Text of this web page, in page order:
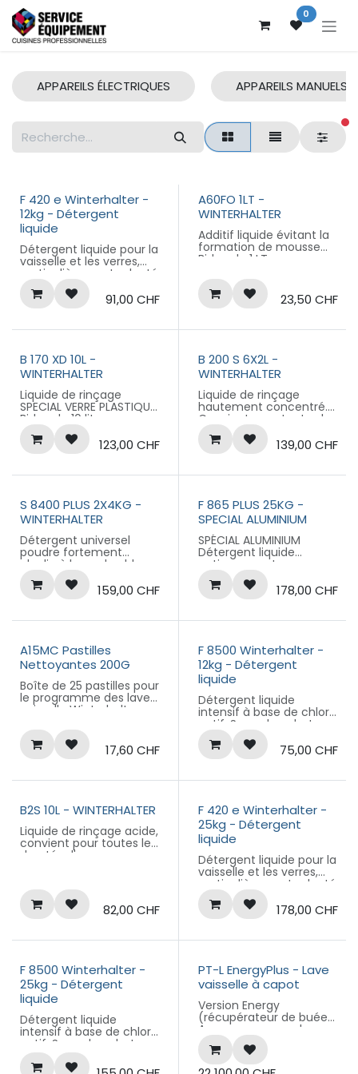
Se rendre au contenu 0
APPAREILS ÉLECTRIQUES APPAREILS MANUELS
F 420 e Winterhalter -
12kg - Détergent
liquide
Détergent liquide pour la
vaisselle et les verres,
particulièrement adapté
à une eau dure.
Pour lave-vaisselle
professionnel
91,00 CHF
A60FO 1LT -
WINTERHALTER
Additif liquide évitant la
formation de mousse
Bidon de 1 LT ,
23,50 CHF
B 170 XD 10L -
WINTERHALTER
Liquide de rinçage
SPECIAL VERRE PLASTIQUE,
Bidon de 10 litres
123,00 CHF
B 200 S 6X2L -
WINTERHALTER
Liquide de rinçage
hautement concentré.
Convient pour toutes les
duretés d'eau.
Adaptables au système
SOLIDOS.
de 2 litres.
139,00 CHF
S 8400 PLUS 2X4KG -
WINTERHALTER
Détergent universel
poudre fortement
alcalin à base de chlore
actif
Carton de 2 cartouches
de 4kg
159,00 CHF
F 865 PLUS 25KG -
SPECIAL ALUMINIUM
SPÉCIAL ALUMINIUM
Détergent liquide
antimoussant
compatible avec
l'aluminium, pour lave-
ustensiles.
178,00 CHF
A15MC Pastilles
Nettoyantes 200G
Boîte de 25 pastilles pour
le programme des lave-
vaisselle Winterhalter
17,60 CHF
F 8500 Winterhalter -
12kg - Détergent
liquide
Détergent liquide
intensif à base de chlore
actif. Sans phosphates
contient des
composants
blanchissants inodores.
alimentaires desséchés
les tâches de café, les
restes de thé et autres
matières colorantes
Pour lave-vaisselle
professionnel
Bidon de 12kg
75,00 CHF
B2S 10L - WINTERHALTER
Liquide de rinçage acide,
convient pour toutes les
duretés d'eau
82,00 CHF
F 420 e Winterhalter -
25kg - Détergent
liquide
Détergent liquide pour la
vaisselle et les verres,
particulièrement adapté
à une eau dure.
Pour lave-vaisselle
professionnel
178,00 CHF
F 8500 Winterhalter -
25kg - Détergent
liquide
Détergent liquide
intensif à base de chlore
actif. Sans phosphates
contient des
composants
PT-L EnergyPlus - Lave
vaisselle à capot
Version Energy
(récupérateur de buée).
A passage manuel.
Écran tactile.
VarioPower™ de série
pour gestion de la